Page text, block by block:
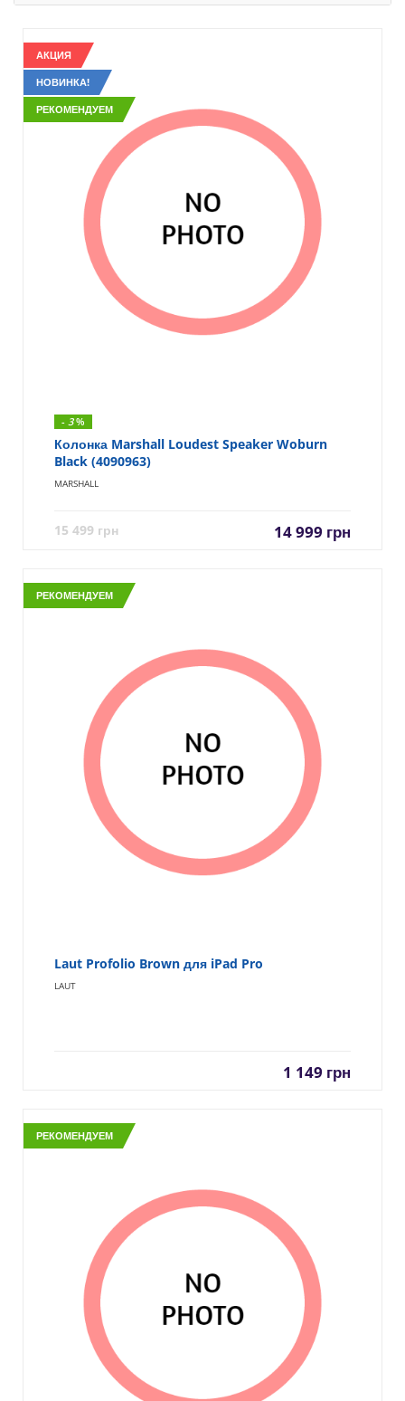
АКЦИЯ
НОВИНКА!
РЕКОМЕНДУЕМ
- 3%
Колонка Marshall Loudest Speaker Woburn
Black (4090963)
MARSHALL
15 499 грн 14 999 грн
РЕКОМЕНДУЕМ
Laut Profolio Brown для iPad Pro
LAUT
1 149 грн
РЕКОМЕНДУЕМ